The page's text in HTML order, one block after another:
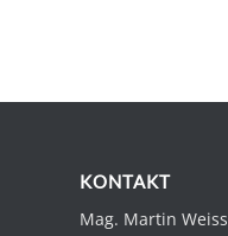
KONTAKT
Mag. Martin Weiss